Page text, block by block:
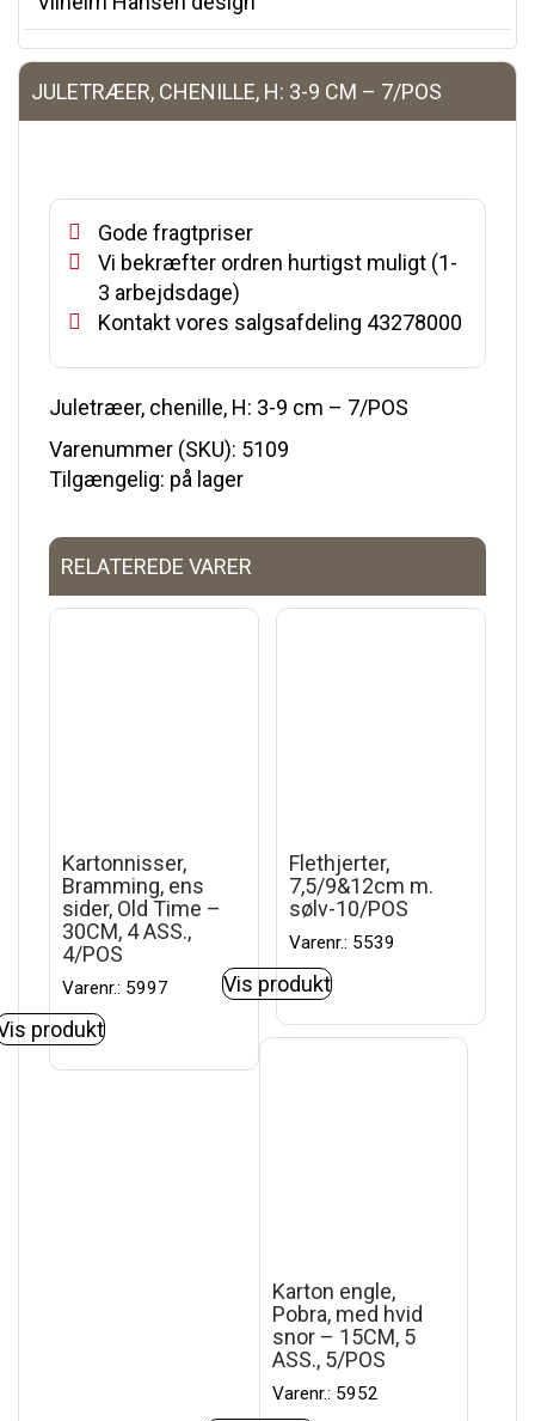
JULETRÆER, CHENILLE, H: 3-9 CM – 7/POS
Gode fragtpriser
Vi bekræfter ordren hurtigst muligt (1-
3 arbejdsdage)
Kontakt vores salgsafdeling 43278000
Juletræer, chenille, H: 3-9 cm – 7/POS
Varenummer (SKU): 5109
Tilgængelig: på lager
RELATEREDE VARER
Kartonnisser,
Bramming, ens
sider, Old Time –
30CM, 4 ASS.,
4/POS
Varenr.: 5997
produkt
Flethjerter,
7,5/9&12cm m.
sølv-10/POS
Varenr.: 5539
Vis produkt
Karton engle,
Pobra, med hvid
snor – 15CM, 5
ASS., 5/POS
Varenr.: 5952